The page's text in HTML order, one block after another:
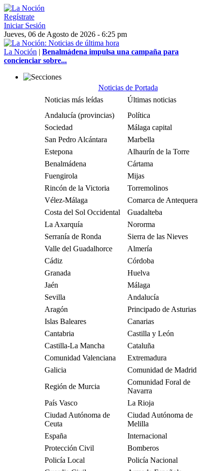
Regístrate
Iniciar Sesión
Jueves, 06 de Agosto de 2026 - 6:25 pm
La Noción | Benalmádena impulsa una campaña para
concienciar sobre...
Noticias de Portada
Noticias más leídas
Últimas noticias
Andalucía (provincias)
Política
Sociedad
Málaga capital
San Pedro Alcántara
Marbella
Estepona
Alhaurín de la Torre
Benalmádena
Cártama
Fuengirola
Mijas
Rincón de la Victoria
Torremolinos
Vélez-Málaga
Comarca de Antequera
Costa del Sol Occidental
Guadalteba
La Axarquía
Nororma
Serranía de Ronda
Sierra de las Nieves
Valle del Guadalhorce
Almería
Cádiz
Córdoba
Granada
Huelva
Jaén
Málaga
Sevilla
Andalucía
Aragón
Principado de Asturias
Islas Baleares
Canarias
Cantabria
Castilla y León
Castilla-La Mancha
Cataluña
Comunidad Valenciana
Extremadura
Galicia
Comunidad de Madrid
Región de Murcia
Comunidad Foral de
Navarra
País Vasco
La Rioja
Ciudad Autónoma de
Ceuta
Ciudad Autónoma de
Melilla
España
Internacional
Protección Civil
Bomberos
Policía Local
Policía Nacional